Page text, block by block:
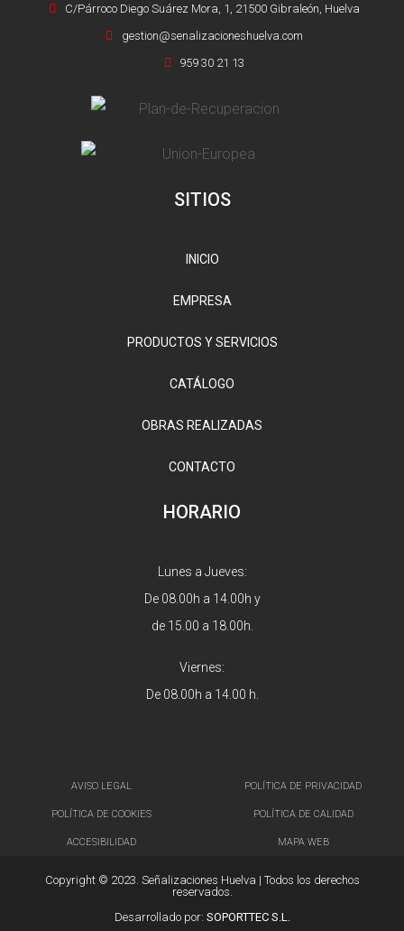
C/Párroco Diego Suárez Mora, 1, 21500 Gibraleón, Huelva
gestion@senalizacioneshuelva.com
959 30 21 13
SITIOS
INICIO
EMPRESA
PRODUCTOS Y SERVICIOS
CATÁLOGO
OBRAS REALIZADAS
CONTACTO
HORARIO
Lunes a Jueves:
De 08.00h a 14.00h y
de 15.00 a 18.00h.
Viernes:
De 08.00h a 14.00 h.
AVISO LEGAL POLÍTICA DE PRIVACIDAD
POLÍTICA DE COOKIES POLÍTICA DE CALIDAD
ACCESIBILIDAD MAPA WEB
Copyright © 2023. Señalizaciones Huelva | Todos los derechos
reservados.
Desarrollado por: SOPORTTEC S.L.